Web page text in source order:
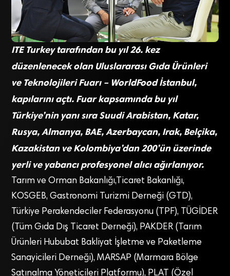
ITE Turkey tarafından bu yıl 26. kez
düzenlenecek olan Uluslararası Gıda Ürünleri
ve Teknolojileri Fuarı – WorldFood İstanbul,
kapılarını açtı. Fuar kapsamında bu yıl
Türkiye’nin yanı sıra Suudi Arabistan, Katar,
Rusya, Almanya, BAE, Azerbaycan, Irak, Belçika,
Kazakistan ve Kolombiya’dan 200’ün üzerinde
yerli ve yabancı profesyonel alıcı ağırlanıyor.
Tarım ve Orman Bakanlığı,Ticaret Bakanlığı,
KOSGEB, Gastronomi Turizmi Derneği (GTD),
Türkiye Perakendeciler Federasyonu (TPF), TÜGİDER
(Tüm Gıda Dış Ticaret Derneği), PAKDER (Tarım
Ürünleri Hububat Bakliyat İşletme ve Paketleme
Sanayicileri Derneği), MARSAP (Marmara Bölge
Satınalma Yöneticileri Platformu), PLAT (Özel